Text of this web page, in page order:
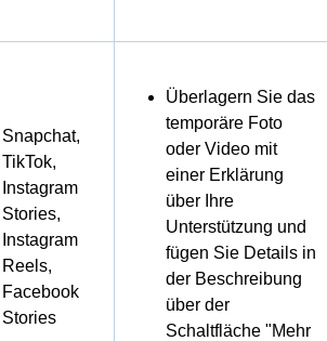
Snapchat,
TikTok,
Instagram
Stories,
Instagram
Reels,
Facebook
Stories
Überlagern Sie das
temporäre Foto
oder Video mit
einer Erklärung
über Ihre
Unterstützung und
fügen Sie Details in
der Beschreibung
über der
Schaltfläche "Mehr